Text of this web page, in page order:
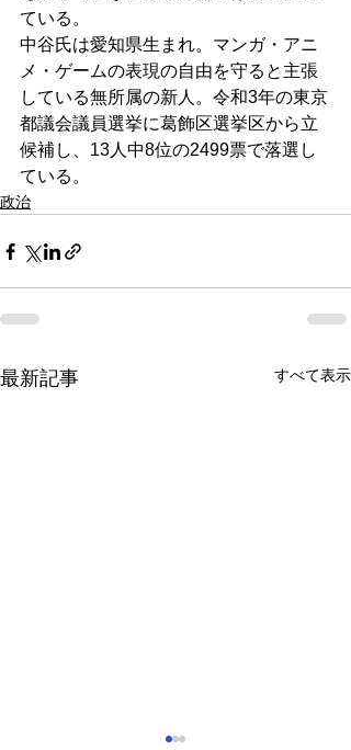
ている。
中谷氏は愛知県生まれ。マンガ・アニ
メ・ゲームの表現の自由を守ると主張
している無所属の新人。令和3年の東京
都議会議員選挙に葛飾区選挙区から立
候補し、13人中8位の2499票で落選し
ている。
政治
最新記事 すべて表示